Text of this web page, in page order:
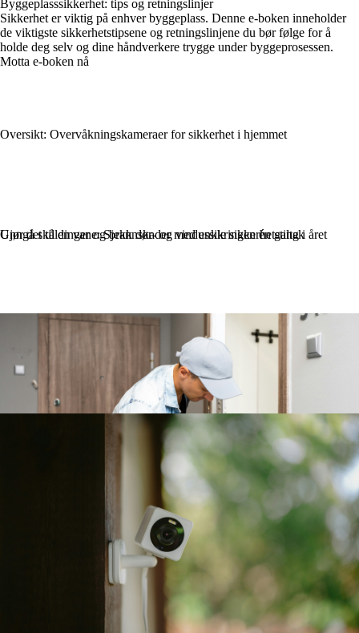
Byggeplasssikkerhet: tips og retningslinjer
Sikkerhet er viktig på enhver byggeplass. Denne e-boken inneholder
de viktigste sikkerhetstipsene og retningslinjene du bør følge for å
holde deg selv og dine håndverkere trygge under byggeprosessen.
Motta e-boken nå
Oversikt: Overvåkningskameraer for sikkerhet i hjemmet
Gjør det til en vane: Sjekk dør- og vindussikringen én gang i året
Låsen viser tegn til slitasje – lær å oppdage dem før det er for sent
Unngå skåldinger og brannskader med enkle sikkerhetstiltak